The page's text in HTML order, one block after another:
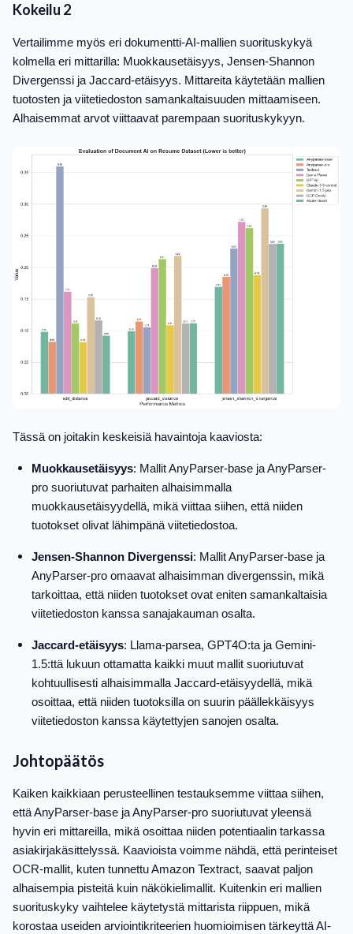
Kokeilu 2
Vertailimme myös eri dokumentti-AI-mallien suorituskykyä
kolmella eri mittarilla: Muokkausetäisyys, Jensen-Shannon
Divergenssi ja Jaccard-etäisyys. Mittareita käytetään mallien
tuotosten ja viitetiedoston samankaltaisuuden mittaamiseen.
Alhaisemmat arvot viittaavat parempaan suorituskykyyn.
Tässä on joitakin keskeisiä havaintoja kaaviosta:
Muokkausetäisyys: Mallit AnyParser-base ja AnyParser-
pro suoriutuvat parhaiten alhaisimmalla
muokkausetäisyydellä, mikä viittaa siihen, että niiden
tuotokset olivat lähimpänä viitetiedostoa.
Jensen-Shannon Divergenssi: Mallit AnyParser-base ja
AnyParser-pro omaavat alhaisimman divergenssin, mikä
tarkoittaa, että niiden tuotokset ovat eniten samankaltaisia
viitetiedoston kanssa sanajakauman osalta.
Jaccard-etäisyys: Llama-parsea, GPT4O:ta ja Gemini-
1.5:ttä lukuun ottamatta kaikki muut mallit suoriutuvat
kohtuullisesti alhaisimmalla Jaccard-etäisyydellä, mikä
osoittaa, että niiden tuotoksilla on suurin päällekkäisyys
viitetiedoston kanssa käytettyjen sanojen osalta.
Johtopäätös
Kaiken kaikkiaan perusteellinen testauksemme viittaa siihen,
että AnyParser-base ja AnyParser-pro suoriutuvat yleensä
hyvin eri mittareilla, mikä osoittaa niiden potentiaalin tarkassa
asiakirjakäsittelyssä. Kaavioista voimme nähdä, että perinteiset
OCR-mallit, kuten tunnettu Amazon Textract, saavat paljon
alhaisempia pisteitä kuin näkökielimallit. Kuitenkin eri mallien
suorituskyky vaihtelee käytetystä mittarista riippuen, mikä
korostaa useiden arviointikriteerien huomioimisen tärkeyttä AI-